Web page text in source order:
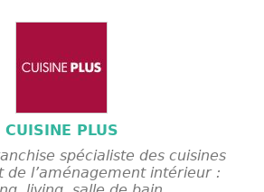
CUISINE PLUS
spécialiste des cuisines
de l’aménagement intérieur :